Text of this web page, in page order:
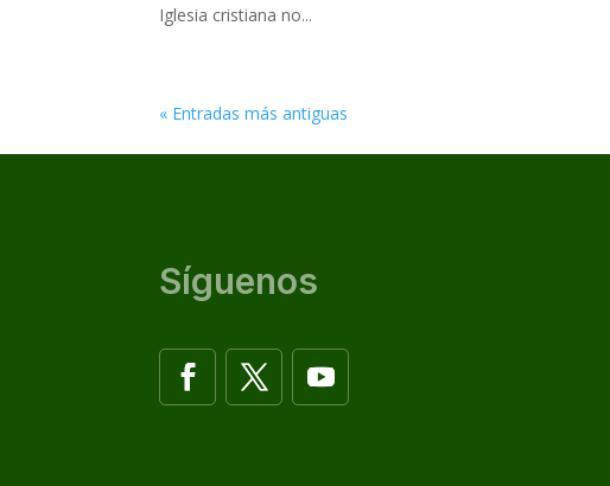
Iglesia cristiana no...
« Entradas más antiguas
Síguenos